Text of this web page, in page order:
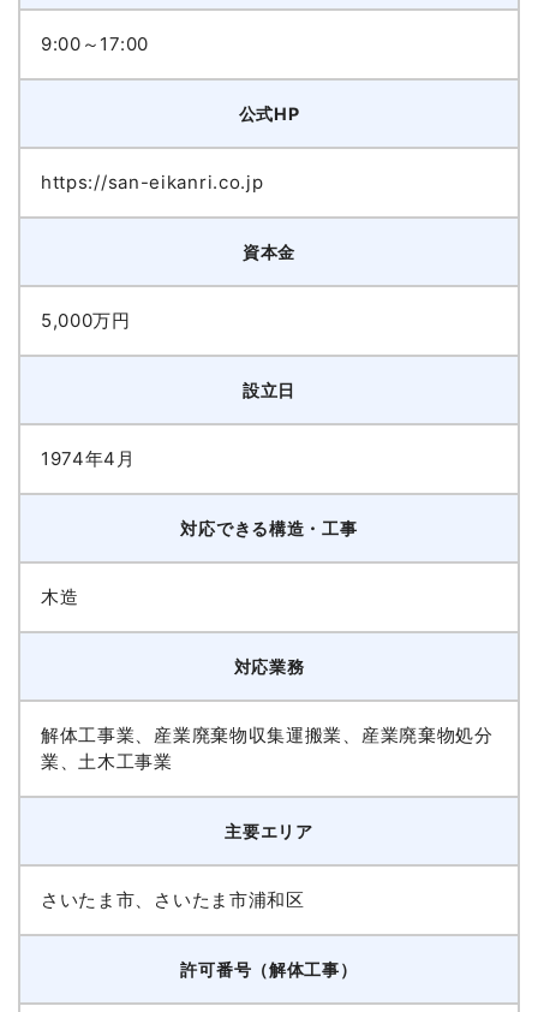
9:00～17:00
公式HP
https://san-eikanri.co.jp
資本金
5,000万円
設立日
1974年4月
対応できる構造・工事
木造
対応業務
解体工事業、産業廃棄物収集運搬業、産業廃棄物処分
業、土木工事業
主要エリア
さいたま市、さいたま市浦和区
許可番号（解体工事）